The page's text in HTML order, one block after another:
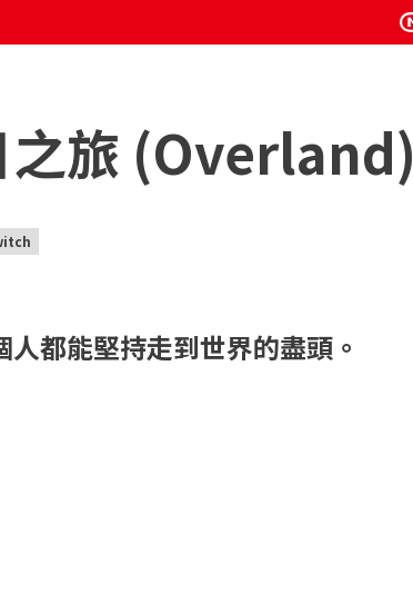
之旅 (Overland)
人都能堅持走到世界的盡頭。